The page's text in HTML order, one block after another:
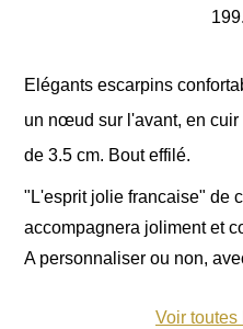
Elégants escarpins
un nœud sur l'avant, en
de 3.5 cm. Bout effilé.
"L'esprit jolie francaise" de
accompagnera joliment et
A personnaliser ou non,
Voir